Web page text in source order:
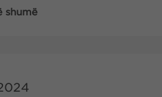
shumë